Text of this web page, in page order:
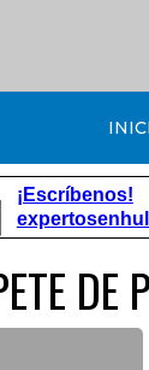
¡Escríbenos!
DE